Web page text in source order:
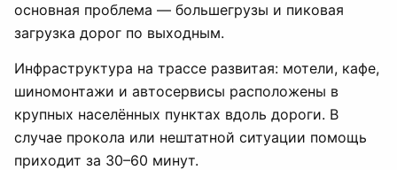
основная проблема — большегрузы и пиковая
загрузка дорог по выходным.
Инфраструктура на трассе развитая: мотели, кафе,
шиномонтажи и автосервисы расположены в
крупных населённых пунктах вдоль дороги. В
случае прокола или нештатной ситуации помощь
приходит за 30–60 минут.